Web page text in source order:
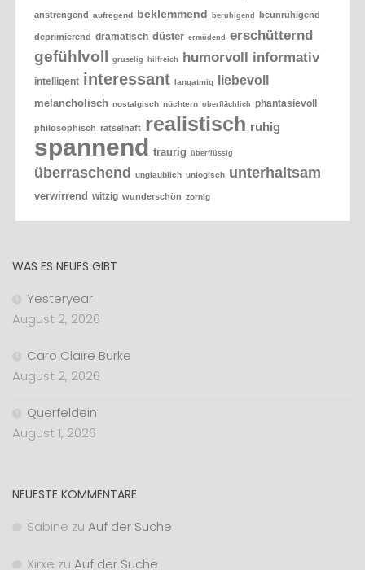
anstrengend aufregend beklemmend beruhigend beunruhigend
deprimierend dramatisch düster ermüdend erschütternd
gefühlvoll gruselig hilfreich humorvoll informativ
intelligent interessant langatmig liebevoll
melancholisch nostalgisch nüchtern oberflächlich phantasievoll
philosophisch rätselhaft realistisch ruhig
spannend traurig überflüssig
überraschend unglaublich unlogisch unterhaltsam
verwirrend witzig wunderschön zornig
WAS ES NEUES GIBT
Yesteryear
August 2, 2026
Caro Claire Burke
August 2, 2026
Querfeldein
August 1, 2026
NEUESTE KOMMENTARE
Sabine zu Auf der Suche
Xirxe zu Auf der Suche